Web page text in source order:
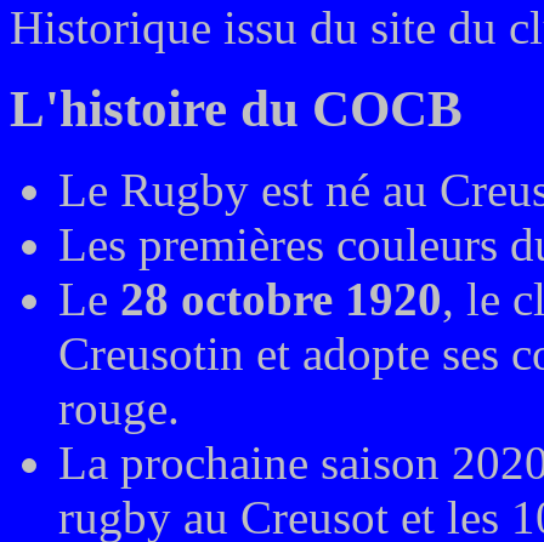
Historique issu du site du
L'histoire du COCB
Le Rugby est né au
Les premières couleurs
Le 28 octobre 1920, le
Creusotin et adopte ses
rouge.
La prochaine saison
rugby au Creusot et les